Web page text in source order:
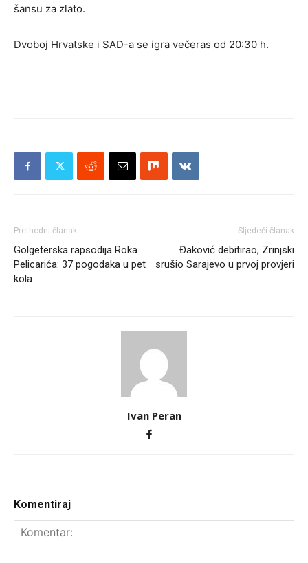
šansu za zlato.
Dvoboj Hrvatske i SAD-a se igra večeras od 20:30 h.
Prethodni članak
Golgeterska rapsodija Roka
Pelicarića: 37 pogodaka u pet
kola
Sljedeći članak
Đaković debitirao, Zrinjski
srušio Sarajevo u prvoj provjeri
Ivan Peran
Komentiraj